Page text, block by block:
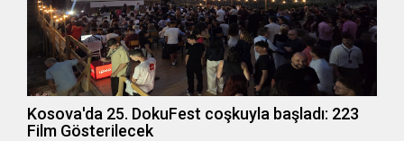
Kosova'da 25. DokuFest coşkuyla başladı: 223
Film Gösterilecek